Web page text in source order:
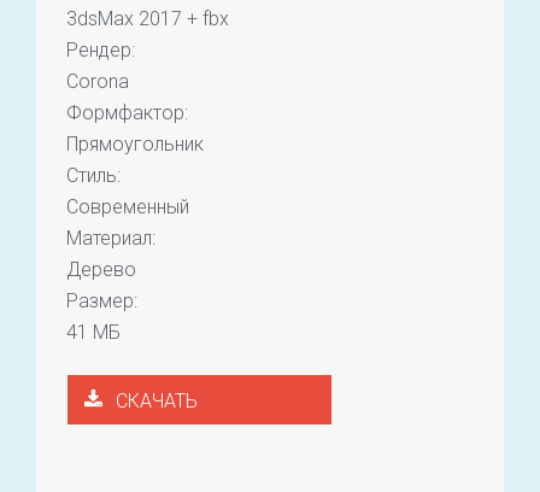
3dsMax 2017 + fbx
Рендер:
Corona
Формфактор:
Прямоугольник
Стиль:
Современный
Материал:
Дерево
Размер:
41 МБ
СКАЧАТЬ